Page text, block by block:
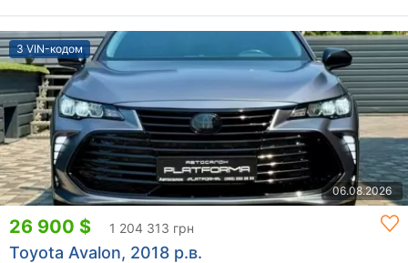
З VIN-кодом
06.08.2026
26 900 $ 1 204 313 грн
Toyota Avalon, 2018 р.в.